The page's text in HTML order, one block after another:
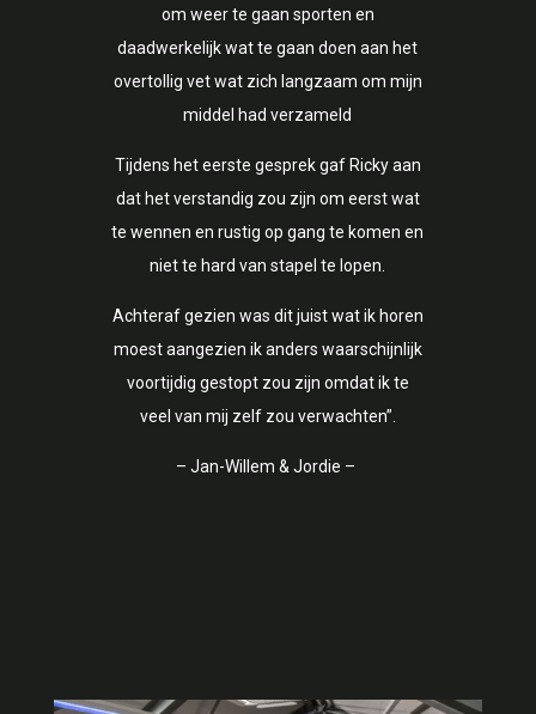
om weer te gaan sporten en
daadwerkelijk wat te gaan doen aan het
overtollig vet wat zich langzaam om mijn
middel had verzameld
Tijdens het eerste gesprek gaf Ricky aan
dat het verstandig zou zijn om eerst wat
te wennen en rustig op gang te komen en
niet te hard van stapel te lopen.
Achteraf gezien was dit juist wat ik horen
moest aangezien ik anders waarschijnlijk
voortijdig gestopt zou zijn omdat ik te
veel van mij zelf zou verwachten”.
– Jan-Willem & Jordie –